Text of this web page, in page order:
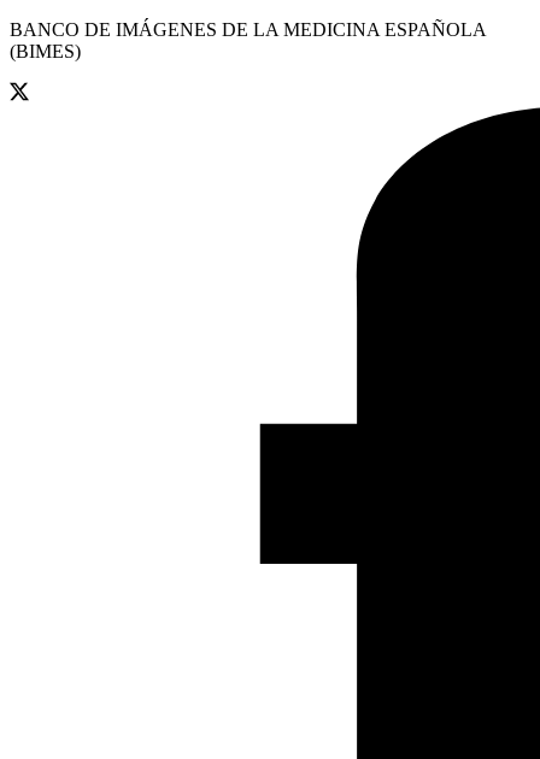
BANCO DE IMÁGENES DE LA MEDICINA ESPAÑOLA
(BIMES)